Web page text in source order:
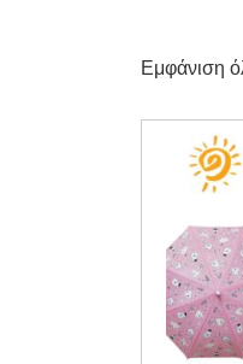
Εμφάνιση